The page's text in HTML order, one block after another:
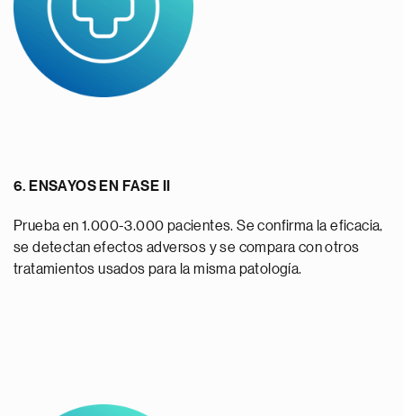
6. ENSAYOS EN FASE II
Prueba en 1.000-3.000 pacientes. Se confirma la eficacia,
se detectan efectos adversos y se compara con otros
tratamientos usados para la misma patología.